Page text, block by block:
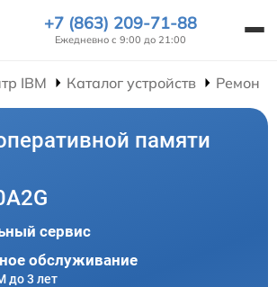
+7 (863) 209-71-88
Ежедневно с 9:00 до 21:00
IBM Каталог устройств Ремонт
памяти
сервис
обслуживание
до 3 лет